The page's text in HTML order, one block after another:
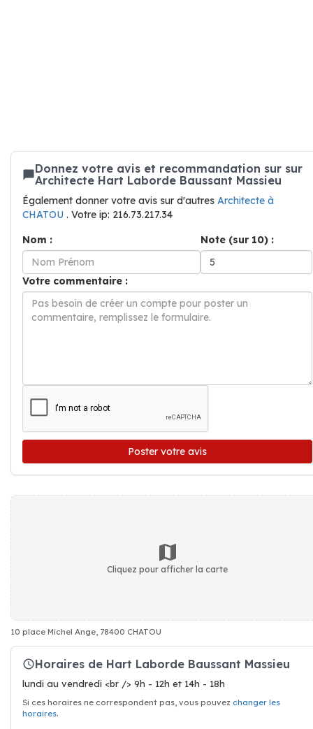
Donnez votre avis et recommandation sur sur
Architecte Hart Laborde Baussant Massieu
Également donner votre avis sur d'autres Architecte à
CHATOU . Votre ip: 216.73.217.34
Nom :
Note (sur 10) :
Votre commentaire :
Poster votre avis
Cliquez pour afficher la carte
10 place Michel Ange, 78400 CHATOU
Horaires de Hart Laborde Baussant Massieu
lundi au vendredi <br /> 9h - 12h et 14h - 18h
Si ces horaires ne correspondent pas, vous pouvez changer les
horaires.